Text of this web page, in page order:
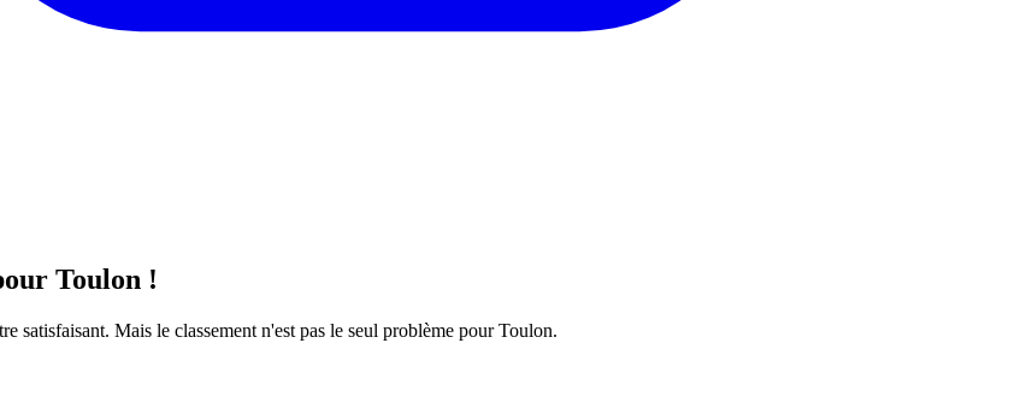
Toulon !
satisfaisant. Mais le classement n'est pas le seul problème pour Toulon.